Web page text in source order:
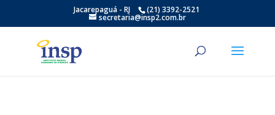
Jacarepaguá - RJ (21) 3392-2521
secretaria@insp2.com.br